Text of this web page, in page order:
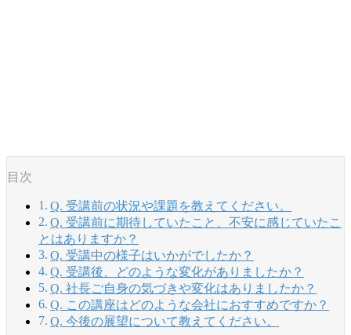
目次
Q. 受講前の状況や課題を教えてください。
Q. 受講前に期待していたこと、不安に感じていたこ
とはありますか？
Q. 受講中の様子はいかがでしたか？
Q. 受講後、どのような変化がありましたか？
Q. 社長ご自身の気づきや変化はありましたか？
Q. この講座はどのような会社におすすめですか？
Q. 今後の展望について教えてください。